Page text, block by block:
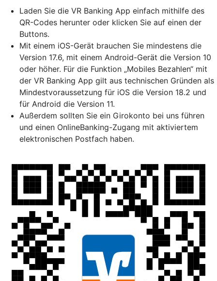
Laden Sie die VR Banking App einfach mithilfe des
QR-Codes herunter oder klicken Sie auf einen der
Buttons.
Mit einem iOS-Gerät brauchen Sie mindestens die
Version 17.6, mit einem Android-Gerät die Version 10
oder höher. Für die Funktion „Mobiles Bezahlen“ mit
der VR Banking App gilt aus technischen Gründen als
Mindestvoraussetzung für iOS die Version 18.2 und
für Android die Version 11.
Außerdem sollten Sie ein Girokonto bei uns führen
und einen OnlineBanking-Zugang mit aktiviertem
elektronischen Postfach haben.